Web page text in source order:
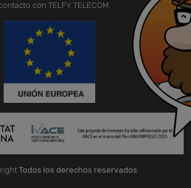
con TELFY TELECOM.
Todos los derechos reservados